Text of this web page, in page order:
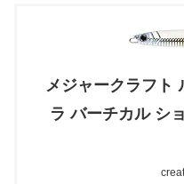
メジャークラフト
ラ バーチカル シ